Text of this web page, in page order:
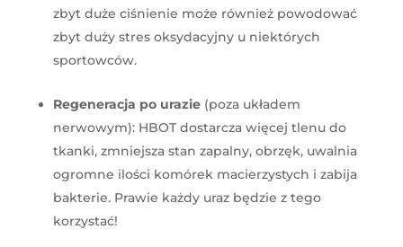
zbyt duże ciśnienie może również powodować
zbyt duży stres oksydacyjny u niektórych
sportowców.
Regeneracja po urazie(poza układem
nerwowym): HBOT dostarcza więcej tlenu do
tkanki, zmniejsza stan zapalny, obrzęk, uwalnia
ogromne ilości komórek macierzystych i zabija
bakterie. Prawie każdy uraz będzie z tego
korzystać!